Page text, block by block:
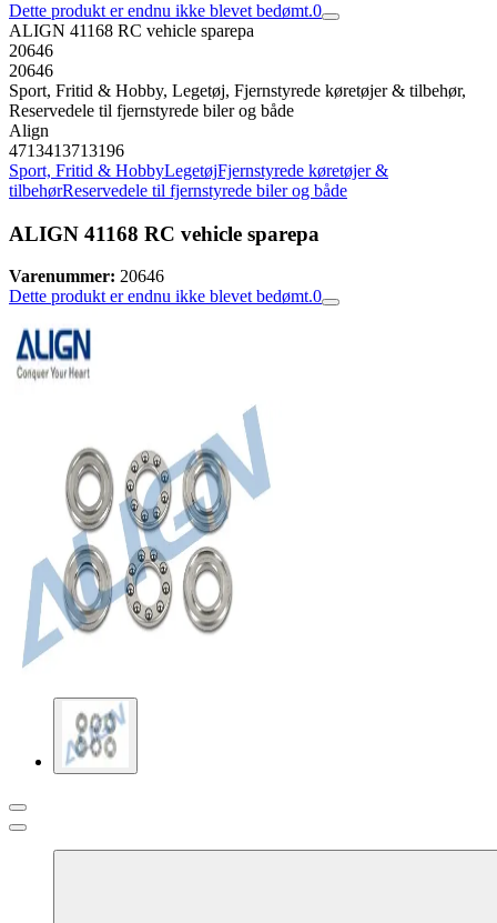
Dette produkt er endnu ikke blevet bedømt.0
ALIGN 41168 RC vehicle sparepa
20646
20646
Sport, Fritid & Hobby, Legetøj, Fjernstyrede køretøjer & tilbehør,
Reservedele til fjernstyrede biler og både
Align
4713413713196
Sport, Fritid & HobbyLegetøjFjernstyrede køretøjer &
tilbehørReservedele til fjernstyrede biler og både
ALIGN 41168 RC vehicle sparepa
Varenummer: 20646
Dette produkt er endnu ikke blevet bedømt.0